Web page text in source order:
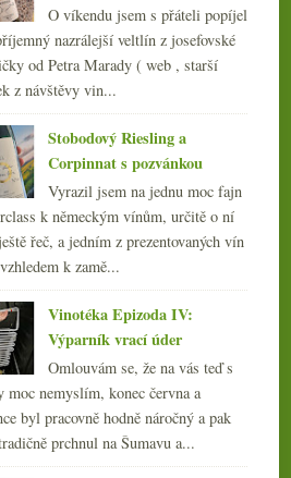
Bio(dynamické) Bordeaux
a domácí bubliny
O víkendu jsem s přáteli popíjel
nazrálejší veltlín z josefovské
od Petra Marady ( web , starší
z návštěvy vin...
Stobodový Riesling a
Corpinnat s pozvánkou
Vyrazil jsem na jednu moc fajn
k německým vínům, určitě o ní
řeč, a jedním z prezentovaných vín
k zamě...
Vinotéka Epizoda IV:
Výparník vrací úder
Omlouvám se, že na vás teď s
moc nemyslím, konec června a
byl pracovně hodně náročný a pak
prchnul na Šumavu a...